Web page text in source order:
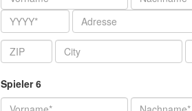
Jahr
Adresse
ZIP City
Spieler 6
Vorname
Nachname